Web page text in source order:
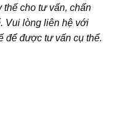
thế cho tư vấn, chẩn
Vui lòng liên hệ với
để được tư vấn cụ thể.